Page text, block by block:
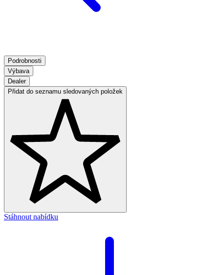
Podrobnosti
Výbava
Dealer
Přidat do seznamu sledovaných položek
Stáhnout nabídku